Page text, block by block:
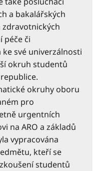
a bakalářských
péče či
své univerzálnosti
okruh studentů
okruhy oboru
pro
urgentních
na ARO a základů
vypracována
kteří se
studentů